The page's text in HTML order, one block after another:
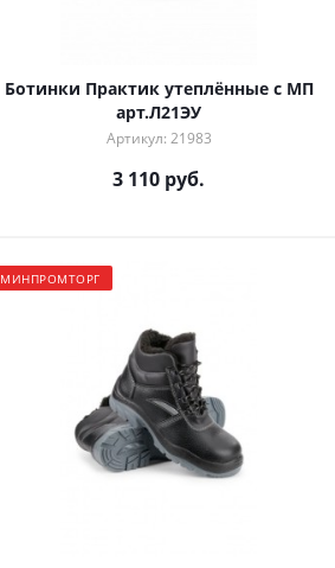
Ботинки Практик утеплённые с МП
арт.Л21ЭУ
Артикул: 21983
3 110 руб.
МИНПРОМТОРГ